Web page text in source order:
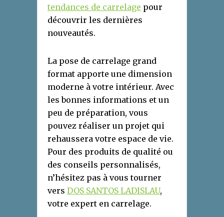
tendances de carrelage pour
découvrir les dernières
nouveautés.
La pose de carrelage grand
format apporte une dimension
moderne à votre intérieur. Avec
les bonnes informations et un
peu de préparation, vous
pouvez réaliser un projet qui
rehaussera votre espace de vie.
Pour des produits de qualité ou
des conseils personnalisés,
n’hésitez pas à vous tourner
vers DOS SANTOS LADISLAU,
votre expert en carrelage.